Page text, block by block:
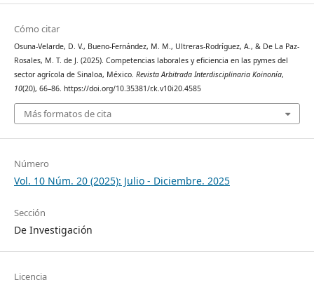
Cómo citar
Osuna-Velarde, D. V., Bueno-Fernández, M. M., Ultreras-Rodríguez, A., & De La Paz-
Rosales, M. T. de J. (2025). Competencias laborales y eficiencia en las pymes del
sector agrícola de Sinaloa, México. Revista Arbitrada Interdisciplinaria Koinonía,
10(20), 66–86. https://doi.org/10.35381/r.k.v10i20.4585
Más formatos de cita
Número
Vol. 10 Núm. 20 (2025): Julio - Diciembre. 2025
Sección
De Investigación
Licencia